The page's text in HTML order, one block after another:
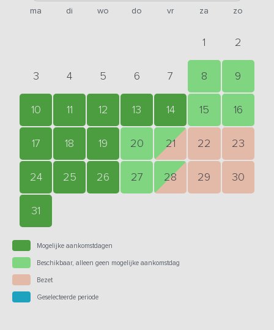
ma di wo do vr za zo
1 2
3 4 5 6 7 8 9
10 11 12 13 14 15 16
17 18 19 20 21 22 23
24 25 26 27 28 29 30
31
Mogelijke aankomstdagen
Beschikbaar, alleen geen mogelijke aankomstdag
Bezet
Geselecteerde periode